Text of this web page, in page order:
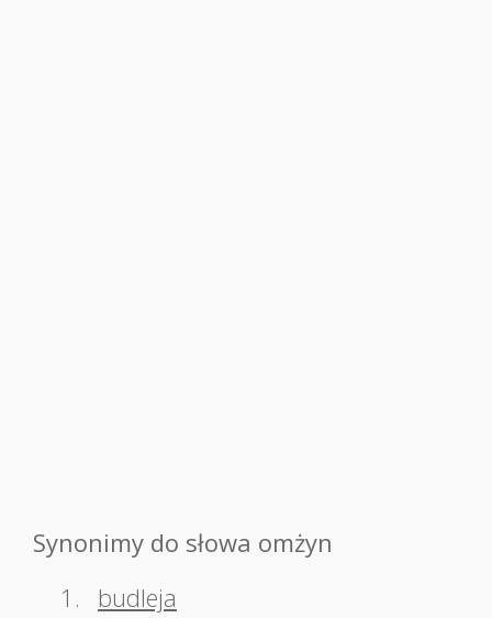
Synonimy do słowa omżyn
1.
budleja